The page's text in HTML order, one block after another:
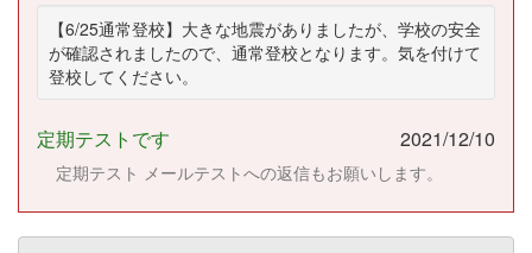
【6/25通常登校】大きな地震がありましたが、学校の安全
が確認されましたので、通常登校となります。気を付けて
登校してください。
定期テストです 2021/12/10
定期テスト メールテストへの返信もお願いします。